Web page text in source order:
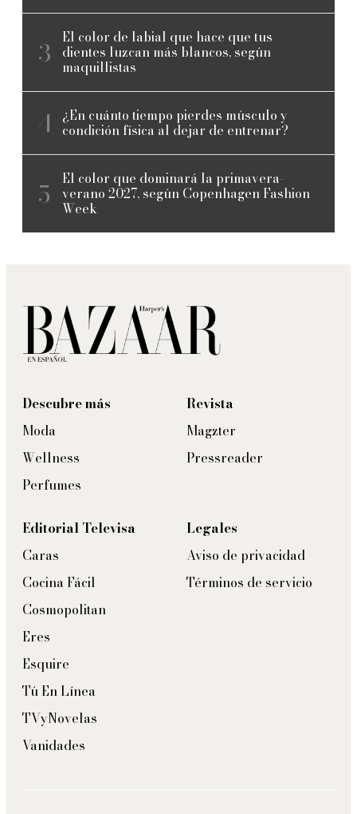
El color de labial que hace que tus
dientes luzcan más blancos, según
maquillistas
¿En cuánto tiempo pierdes músculo y
condición física al dejar de entrenar?
El color que dominará la primavera-
verano 2027, según Copenhagen Fashion
Week
Descubre más
Moda
Wellness
Perfumes
Revista
Magzter
Pressreader
Editorial Televisa
Caras
Cocina Fácil
Cosmopolitan
Eres
Esquire
Tú En Línea
TVyNovelas
Vanidades
Legales
Aviso de privacidad
Términos de servicio